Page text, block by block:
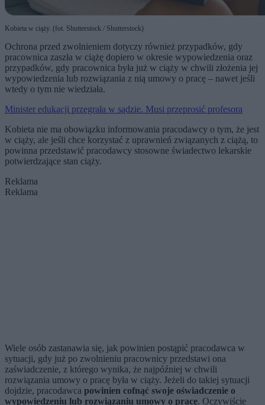
Kobieta w ciąży. (fot. Shutterstock / Shutterstock)
Ochrona przed zwolnieniem dotyczy również przypadków, gdy
pracownica zaszła w ciążę dopiero w okresie wypowiedzenia oraz
przypadków, gdy pracownica była już w ciąży w chwili złożenia jej
wypowiedzenia lub rozwiązania z nią umowy o pracę – nawet jeśli
wtedy o tym nie wiedziała.
Minister edukacji przegrała w sądzie. Musi przeprosić profesora
Kobieta nie ma obowiązku informowania pracodawcy o tym, że jest
w ciąży, ale jeśli chce korzystać z uprawnień związanych z ciążą, to
powinna przedstawić pracodawcy stosowne świadectwo lekarskie
potwierdzające stan ciąży.
Reklama
Reklama
Wiele osób zastanawia się, jak powinien postąpić pracodawca w
sytuacji, gdy już po zwolnieniu pracownicy przedstawi ona
zaświadczenie, z którego wynika, że najpóźniej w chwili
rozwiązania umowy o pracę była w ciąży. Jeżeli do takiej sytuacji
dojdzie, pracodawca powinien cofnąć swoje oświadczenie o
wypowiedzeniu lub rozwiązaniu umowy o pracę. Oczywiście